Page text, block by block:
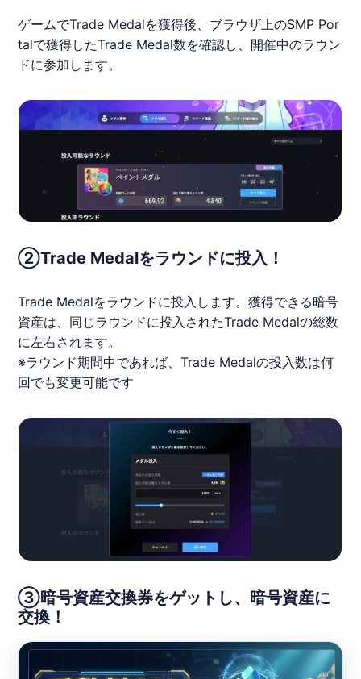
ゲームでTrade Medalを獲得後、ブラウザ上のSMP Por
talで獲得したTrade Medal数を確認し、開催中のラウン
ドに参加します。
②Trade Medalをラウンドに投入！
Trade Medalをラウンドに投入します。獲得できる暗号
資産は、同じラウンドに投入されたTrade Medalの総数
に左右されます。
※ラウンド期間中であれば、Trade Medalの投入数は何
回でも変更可能です
③暗号資産交換券をゲットし、暗号資産に
交換！